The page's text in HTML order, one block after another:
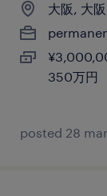
大阪, 大
350万円
posted 28